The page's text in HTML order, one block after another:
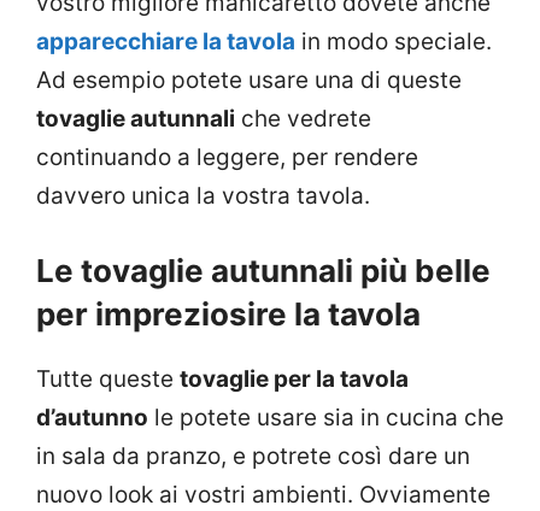
apparecchiare la tavola in modo speciale.
Ad esempio potete usare una di queste
tovaglie autunnali che vedrete
continuando a leggere, per rendere
davvero unica la vostra tavola.
Le tovaglie autunnali più belle
per impreziosire la tavola
Tutte queste tovaglie per la tavola
d’autunno le potete usare sia in cucina che
in sala da pranzo, e potrete così dare un
nuovo look ai vostri ambienti. Ovviamente